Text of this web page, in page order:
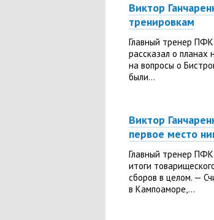
Виктор
тренировкам
Главный тренер
рассказал о планах
на вопросы о
были...
Виктор
первое место
Главный тренер
итоги
сборов в целом. —
в Кампоаморе,...